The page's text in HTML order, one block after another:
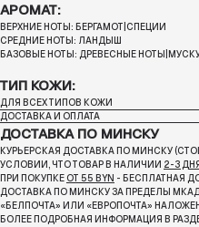
АРОМАТ:
ВЕРХНИЕ НОТЫ: БЕРГАМОТ|СПЕЦИИ
СРЕДНИЕ НОТЫ: ЛАНДЫШ
БАЗОВЫЕ НОТЫ: ДРЕВЕСНЫЕ
ТИП КОЖИ:
ДЛЯ ВСЕХ ТИПОВ КОЖИ
ДОСТАВКА И ОПЛАТА
ДОСТАВКА ПО МИНСКУ
КУРЬЕРСКАЯ ДОСТАВКА ПО МИНСКУ
УСЛОВИИ, ЧТО ТОВАР В НАЛИЧИИ 2-3 ДНЯ
ПРИ ПОКУПКЕ ОТ 55 BYN - БЕСПЛАТНАЯ
ДОСТАВКА ПО МИНСКУ ЗА ПРЕДЕЛЫ
«БЕЛПОЧТА» ИЛИ «ЕВРОПОЧТА»
БОЛЕЕ ПОДРОБНАЯ ИНФОРМАЦИЯ В